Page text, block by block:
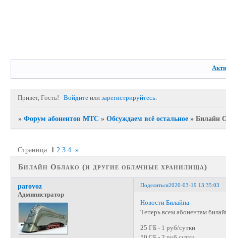
Привет, Гость! Войдите илизарегистрируйтесь.
»Форум абонентов МТС »Обсуждаем всё остальное »Билайн
Билайн Облако (и другие облачные хранилища)
Страница: 1 2 3 4 »
Поделиться2020-03-19 13:35:03
parovoz
Администратор
Новости Билайна
Теперь всем абонентам
25 ГБ - 1 руб/сутки